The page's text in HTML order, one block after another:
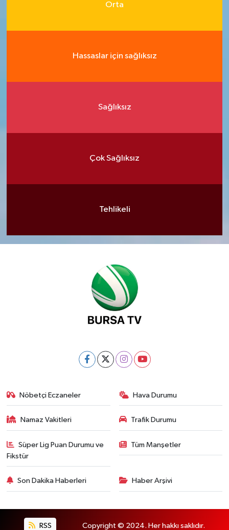
Orta
Hassaslar için sağlıksız
Sağlıksız
Çok Sağlıksız
Tehlikeli
Nöbetçi Eczaneler Hava Durumu
Namaz Vakitleri Trafik Durumu
Süper Lig Puan Durumu ve
Fikstür
Tüm Manşetler
Son Dakika Haberleri Haber Arşivi
RSS Copyright © 2024. Her hakkı saklıdır.